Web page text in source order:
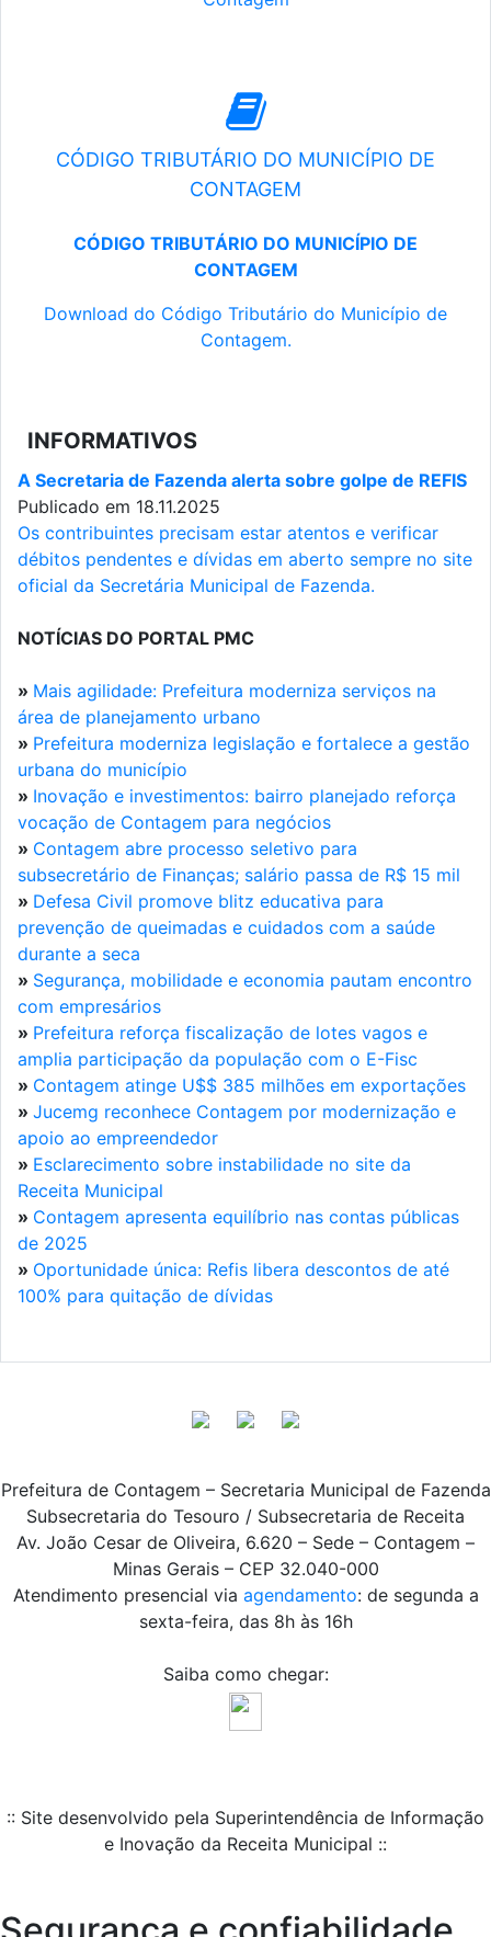
CÓDIGO TRIBUTÁRIO DO MUNICÍPIO DE
CONTAGEM
CÓDIGO TRIBUTÁRIO DO MUNICÍPIO DE
CONTAGEM
Download do Código Tributário do Município de
Contagem.
INFORMATIVOS
A Secretaria de Fazenda alerta sobre golpe de REFIS
Publicado em 18.11.2025
Os contribuintes precisam estar atentos e verificar
débitos pendentes e dívidas em aberto sempre no site
oficial da Secretária Municipal de Fazenda.
NOTÍCIAS DO PORTAL PMC
» Mais agilidade: Prefeitura moderniza serviços na
área de planejamento urbano
» Prefeitura moderniza legislação e fortalece a gestão
urbana do município
» Inovação e investimentos: bairro planejado reforça
vocação de Contagem para negócios
» Contagem abre processo seletivo para
subsecretário de Finanças; salário passa de R$ 15 mil
» Defesa Civil promove blitz educativa para
prevenção de queimadas e cuidados com a saúde
durante a seca
» Segurança, mobilidade e economia pautam encontro
com empresários
» Prefeitura reforça fiscalização de lotes vagos e
amplia participação da população com o E-Fisc
» Contagem atinge U$$ 385 milhões em exportações
» Jucemg reconhece Contagem por modernização e
apoio ao empreendedor
» Esclarecimento sobre instabilidade no site da
Receita Municipal
» Contagem apresenta equilíbrio nas contas públicas
de 2025
» Oportunidade única: Refis libera descontos de até
100% para quitação de dívidas
Prefeitura de Contagem – Secretaria Municipal de Fazenda
Subsecretaria do Tesouro / Subsecretaria de Receita
Av. João Cesar de Oliveira, 6.620 – Sede – Contagem –
Minas Gerais – CEP 32.040-000
Atendimento presencial via agendamento: de segunda a
sexta-feira, das 8h às 16h
Saiba como chegar:
:: Site desenvolvido pela Superintendência de Informação
e Inovação da Receita Municipal ::